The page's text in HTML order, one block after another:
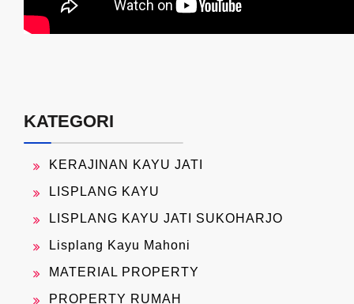
KATEGORI
KERAJINAN KAYU JATI
LISPLANG KAYU
LISPLANG KAYU JATI SUKOHARJO
Lisplang Kayu Mahoni
MATERIAL PROPERTY
PROPERTY RUMAH